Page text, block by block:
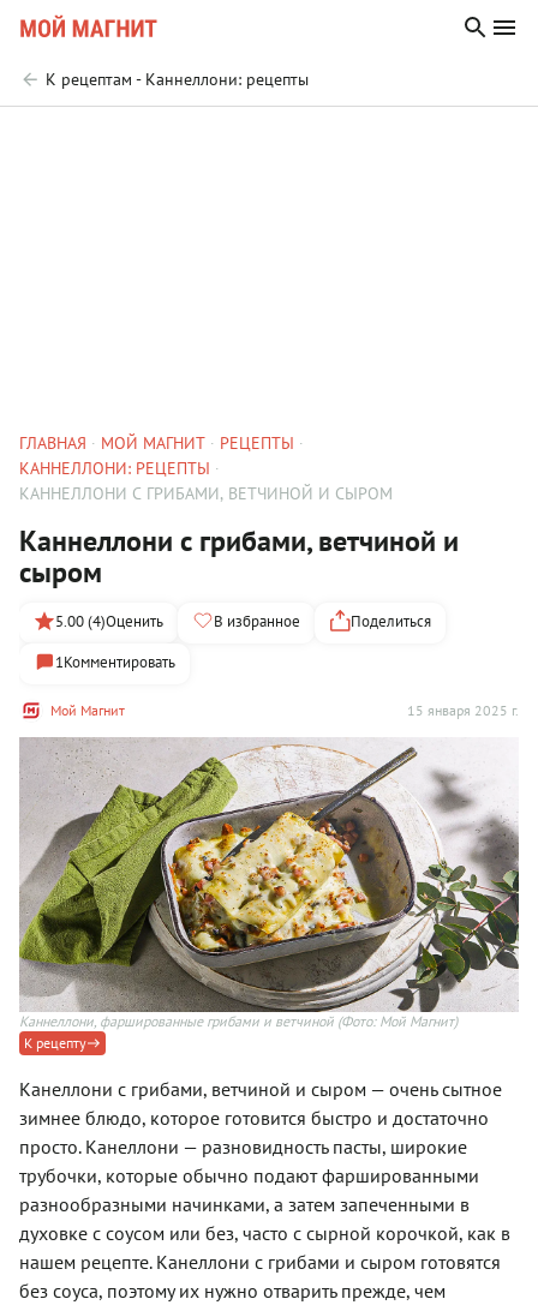
К рецептам - Каннеллони: рецепты
ГЛАВНАЯ МОЙ МАГНИТ
РЕЦЕПТЫ
КАННЕЛЛОНИ: РЕЦЕПТЫ
КАННЕЛЛОНИ С ГРИБАМИ, ВЕТЧИНОЙ И СЫРОМ
Каннеллони с грибами, ветчиной и
сыром
Мой Магнит 15 января 2025 г.
5.00 (4)Оценить В избранное
Поделиться
1Комментировать
Каннеллони, фаршированные грибами и ветчиной (Фото: Мой Магнит)
К рецепту
Канеллони с грибами, ветчиной и сыром — очень сытное
зимнее блюдо, которое готовится быстро и достаточно
просто. Канеллони — разновидность пасты, широкие
трубочки, которые обычно подают фаршированными
разнообразными начинками, а затем запеченными в
духовке с соусом или без, часто с сырной корочкой, как в
нашем рецепте. Канеллони с грибами и сыром готовятся
без соуса, поэтому их нужно отварить прежде, чем